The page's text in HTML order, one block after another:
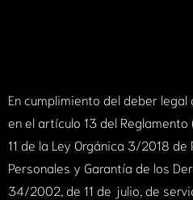
En cumplimiento del deber
en el artículo 13 del
11 de la Ley Orgánica 3/2018
Personales y Garantía de los
34/2002, de 11 de julio, de